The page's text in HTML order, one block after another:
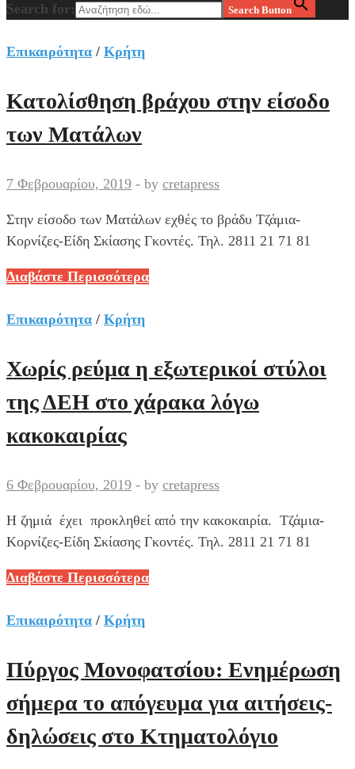
Search for: Search Button
Επικαιρότητα / Κρήτη
Κατολίσθηση βράχου στην είσοδο
των Ματάλων
7 Φεβρουαρίου, 2019 - by cretapress
Στην είσοδο των Ματάλων εχθές το βράδυ Τζάμια-
Κορνίζες-Είδη Σκίασης Γκοντές. Τηλ. 2811 21 71 81
Κατολίσθηση
στην
των
Ματάλων
Διαβάστε Περισσότερα
Επικαιρότητα / Κρήτη
Χωρίς ρεύμα η εξωτερικοί στύλοι
της ΔΕΗ στο χάρακα λόγω
κακοκαιρίας
6 Φεβρουαρίου, 2019 - by cretapress
Η ζημιά έχει προκληθεί από την κακοκαιρία. Τζάμια-
Κορνίζες-Είδη Σκίασης Γκοντές. Τηλ. 2811 21 71 81
Χωρίς
η
στύλοι
της
ΔΕΗ
στο
χάρακα
Διαβάστε Περισσότερα
Επικαιρότητα / Κρήτη
Πύργος Μονοφατσίου: Ενημέρωση
σήμερα το απόγευμα για αιτήσεις-
δηλώσεις στο Κτηματολόγιο